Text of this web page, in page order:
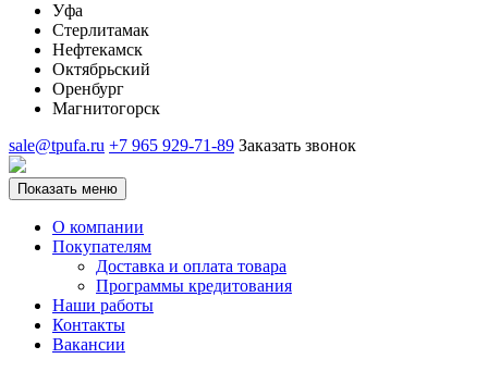
Уфа
Стерлитамак
Нефтекамск
Октябрьский
Оренбург
Магнитогорск
sale@tpufa.ru +7 965 929-71-89 Заказать звонок
Показать меню
О компании
Покупателям
Доставка и оплата товара
Программы кредитования
Наши работы
Контакты
Вакансии